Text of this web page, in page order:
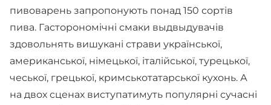
пивоварень запропонують понад 150 сортів
пива. Гасторономічні смаки выдвыдувачів
здовольнять вишукані страви української,
американської, німецької, італійської, турецької,
чеської, грецької, кримськотатарської кухонь. А
на двох сценах виступатимуть популярні сучасні